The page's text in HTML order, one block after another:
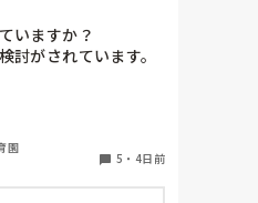
いますか？
討がされています。
れてるところがあれ
園
5 ・ 4日前